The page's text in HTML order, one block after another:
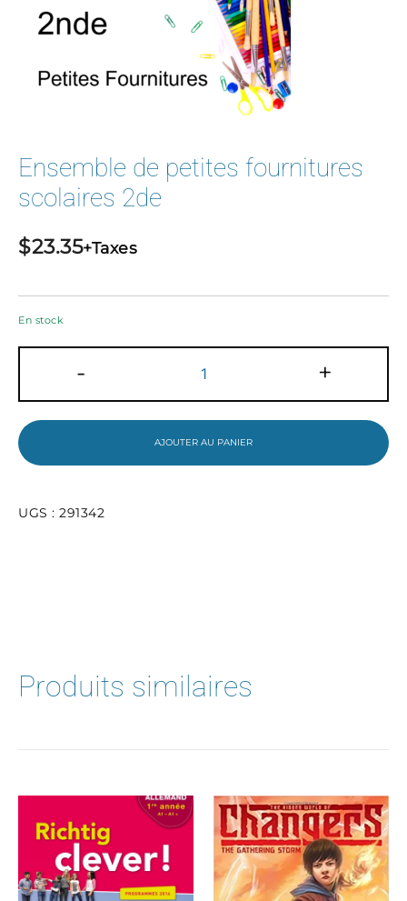
Ensemble de petites fournitures
scolaires 2de
$23.35+Taxes
En stock
-
de
de
petites
fournitures
2de
+
AJOUTER AU PANIER
UGS : 291342
Produits similaires